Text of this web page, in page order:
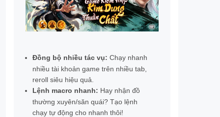
Đồng bộ nhiều tác vụ: Chạy nhanh
nhiều tài khoản game trên nhiều tab,
reroll siêu hiệu quả.
Lệnh macro nhanh: Hay nhận đồ
thường xuyên/săn quái? Tạo lệnh
chạy tự động cho nhanh thôi!